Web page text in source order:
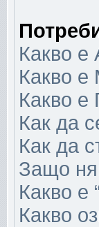
Какво е
Какво е
Какво е
Как да
Как да
Защо
Какво е
Какво